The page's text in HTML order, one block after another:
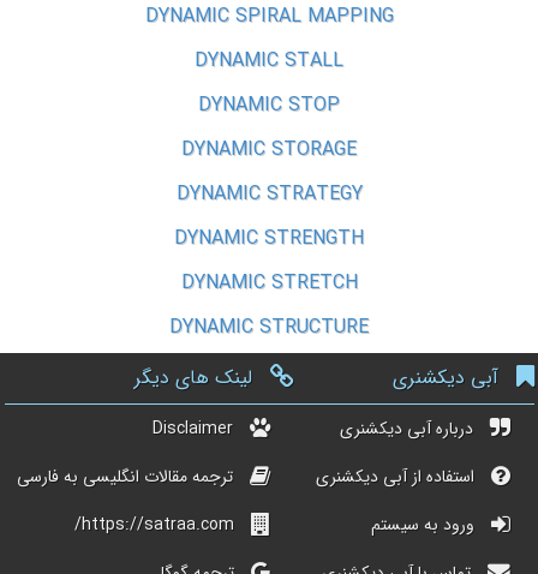
DYNAMIC SPIRAL MAPPING
DYNAMIC STALL
DYNAMIC STOP
DYNAMIC STORAGE
DYNAMIC STRATEGY
DYNAMIC STRENGTH
DYNAMIC STRETCH
DYNAMIC STRUCTURE
آبی دیکشنری
درباره آبی دیکشنری
استفاده از آبی دیکشنری
ورود به سیستم
لینک های دیگر
Disclaimer
ترجمه مقالات انگلیسی به فارسی
https://satraa.com/